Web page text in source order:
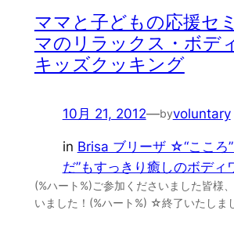
ママと子どもの応援セ
マのリラックス・ボデ
キッズクッキング
10月 21, 2012—byvoluntary
in Brisa ブリーザ ☆“こころ”
だ”もすっきり癒しのボディ
(%ハート%)ご参加くださいました皆様
いました！(%ハート%) ☆終了いたし